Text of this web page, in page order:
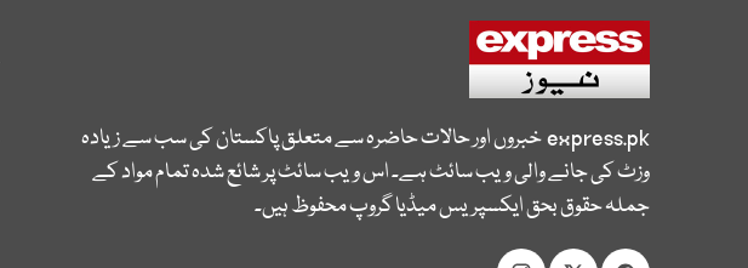
express.pkخبروں اور حالات حاضرہ سے متعلق پاکستان کی سب سے زیادہ
وزٹ کی جانے والی ویب سائٹ ہے۔ اس ویب سائٹ پر شائع شدہ تمام مواد کے
جملہ حقوق بحق ایکسپریس میڈیا گروپ محفوظ ہیں۔